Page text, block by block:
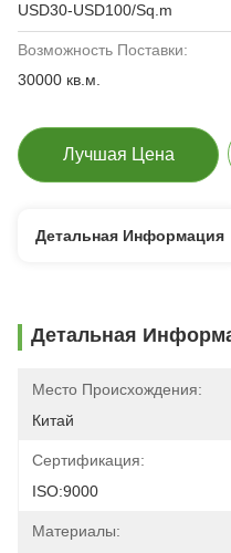
USD30-USD100/Sq.m
Возможность Поставки:
30000 кв.м.
Лучшая Цена
Детальная Информация
Детальная
Место Происхождения:
Китай
Сертификация:
ISO:9000
Материалы: